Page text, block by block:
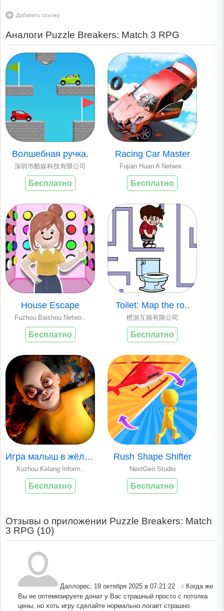
Добавить ссылку
Аналоги Puzzle Breakers: Match 3 RPG
Волшебная ручка.
深圳市酷娱科技有限公司
Бесплатно
Racing Car Master
Fujian Huan A Networ..
Бесплатно
House Escape
Fuzhou Baishou Netwo..
Бесплатно
Toilet: Map the ro..
橙游互娛有限公司
Бесплатно
Игра малыш в жёлто..
Xuzhou Kelang Inform..
Бесплатно
Rush Shape Shifter
NextGen Studio
Бесплатно
Отзывы о приложении Puzzle Breakers: Match
3 RPG (10)
Даллорес, 19 октября 2025 в 07:21:22 # Когда же
Вы ее оптемизируете донат у Вас страшный просто с потолка
цены, но хоть игру сделайте нормально логает страшно.